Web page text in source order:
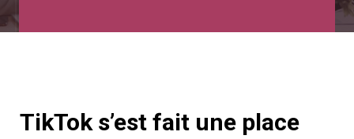
TikTok s’est fait une place